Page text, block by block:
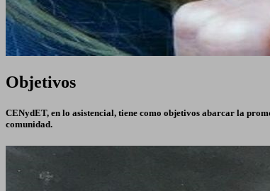
Objetivos
CENydET, en lo asistencial, tiene como objetivos abarcar la
comunidad.